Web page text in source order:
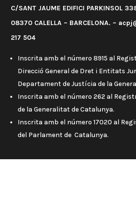
C/SANT JAUME EDIFICI PARKINSOL
08370 CALELLA – BARCELONA. –
217 504
Inscrita amb el número 8915 al
Direcció General de Dret i Entitats
Departament de Justícia de la
Inscrita amb el número 262 al
de la Generalitat de Catalunya.
Inscrita amb el número 17020 al
del Parlament de Catalunya.